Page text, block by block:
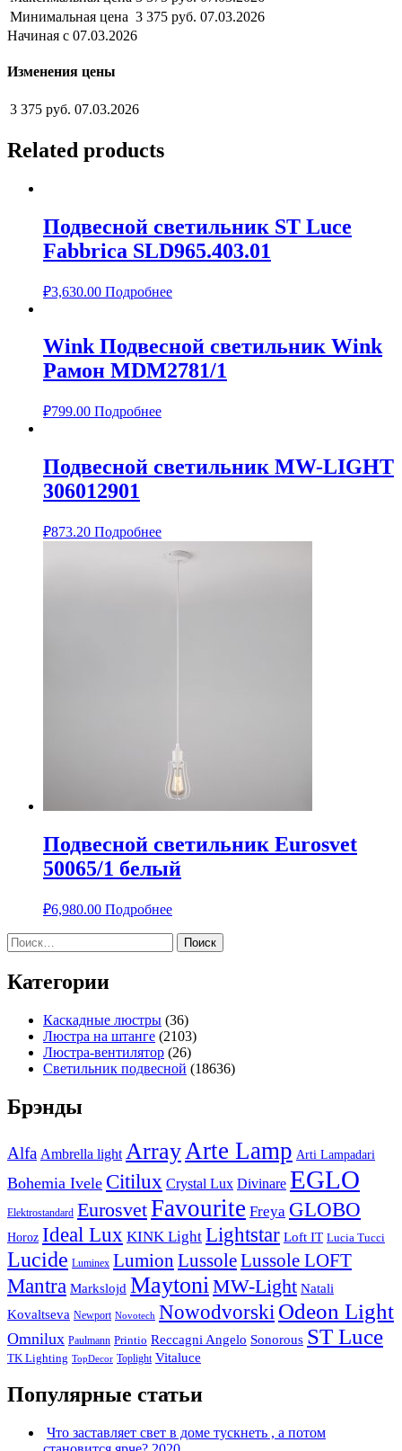
Минимальная цена 3 375 руб. 07.03.2026
Начиная с 07.03.2026
Изменения цены
3 375 руб. 07.03.2026
Related products
Подвесной светильник ST Luce
Fabbrica SLD965.403.01
₽3,630.00 Подробнее
Wink Подвесной светильник Wink
Рамон MDM2781/1
₽799.00 Подробнее
Подвесной светильник MW-LIGHT
306012901
₽873.20 Подробнее
Подвесной светильник Eurosvet
50065/1 белый
₽6,980.00 Подробнее
Найти:
Категории
Каскадные люстры (36)
Люстра на штанге (2103)
Люстра-вентилятор (26)
Светильник подвесной (18636)
Брэнды
Alfa Ambrella light Array Arte Lamp Arti Lampadari
Bohemia Ivele Citilux Crystal Lux Divinare EGLO
Elektrostandard EurosvetFavourite Freya GLOBO
Horoz Ideal Lux KINK Light Lightstar Loft IT Lucia Tucci
Lucide Luminex Lumion LussoleLussole LOFT
Mantra Markslojd Maytoni MW-Light Natali
Kovaltseva Newport Novotech Nowodvorski Odeon Light
Omnilux Paulmann Printio Reccagni Angelo Sonorous ST Luce
TK Lighting TopDecor Toplight Vitaluce
Популярные статьи
Что заставляет свет в доме тускнеть , а потом